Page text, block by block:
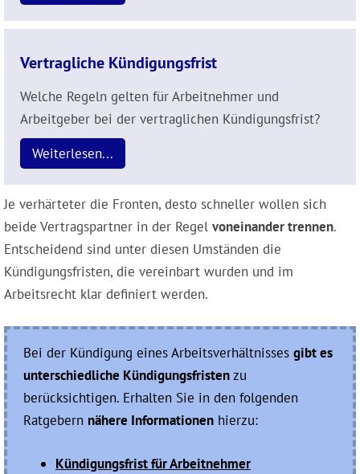
Vertragliche Kündigungsfrist
Welche Regeln gelten für Arbeitnehmer und
Arbeitgeber bei der vertraglichen Kündigungsfrist?
Weiterlesen...
Je verhärteter die Fronten, desto schneller wollen sich
beide Vertragspartner in der Regel voneinander trennen.
Entscheidend sind unter diesen Umständen die
Kündigungsfristen, die vereinbart wurden und im
Arbeitsrecht klar definiert werden.
Bei der Kündigung eines Arbeitsverhältnisses gibt es
unterschiedliche Kündigungsfristenzu
berücksichtigen. Erhalten Sie in den folgenden
Ratgebern nähere Informationen hierzu:
Kündigungsfrist für Arbeitnehmer